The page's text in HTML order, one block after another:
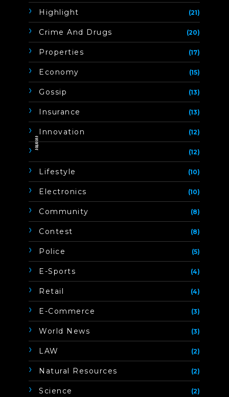
Highlight (21)
Crime And Drugs (20)
Properties (17)
Economy (15)
Gossip (13)
Insurance (13)
Innovation (12)
(12)
Lifestyle (10)
Electronics (10)
Community (8)
Contest (8)
Police (5)
E-Sports (4)
Retail (4)
E-Commerce (3)
World News (3)
LAW (2)
Natural Resources (2)
Science (2)